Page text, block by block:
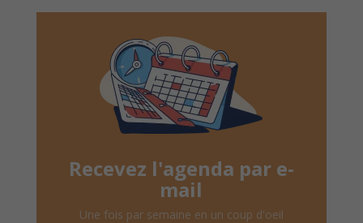
Recevez l'agenda par e-
mail
Une fois par semaine en un coup d'oeil